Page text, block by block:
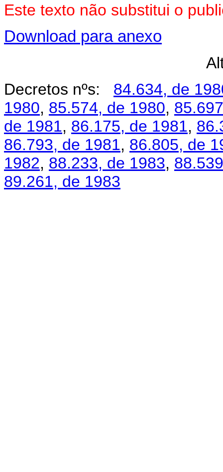
Este texto não substitui o
Download para anexo
Decretos nºs: 84.634, de
1980, 85.574, de 1980,
de 1981, 86.175, de 1981,
86.793, de 1981, 86.805, de
1982, 88.233, de 1983,
89.261, de 1983